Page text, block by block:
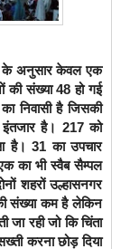
के अनुसार केवल एक
की संख्या 48 हो गई
निवासी है जिसकी
इंतजार है। 217 को
है। 31 का उपचार
का भी स्वैब सैम्पल
शहरों उल्हासनगर
संख्या कम है लेकिन
जा रही जो कि चिंता
करना छोड़ दिया